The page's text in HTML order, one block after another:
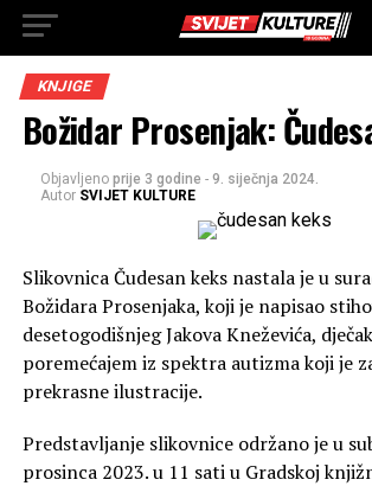
KNJIGE
Božidar Prosenjak:
Objavljeno prije 3 godine - 9. siječnja 2024.
Autor SVIJET KULTURE
Slikovnica Čudesan keks nastala je u
Božidara Prosenjaka, koji je napisao
desetogodišnjeg Jakova Kneževića,
poremećajem iz spektra autizma koji je
prekrasne ilustracije.
Predstavljanje slikovnice održano je u
prosinca 2023. u 11 sati u Gradskoj